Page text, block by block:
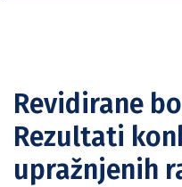
Revidirane
Rezultati
upražnjenih